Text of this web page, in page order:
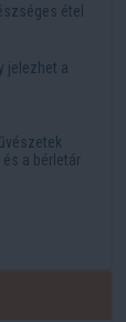
étel
jelezhet a
a bérletár